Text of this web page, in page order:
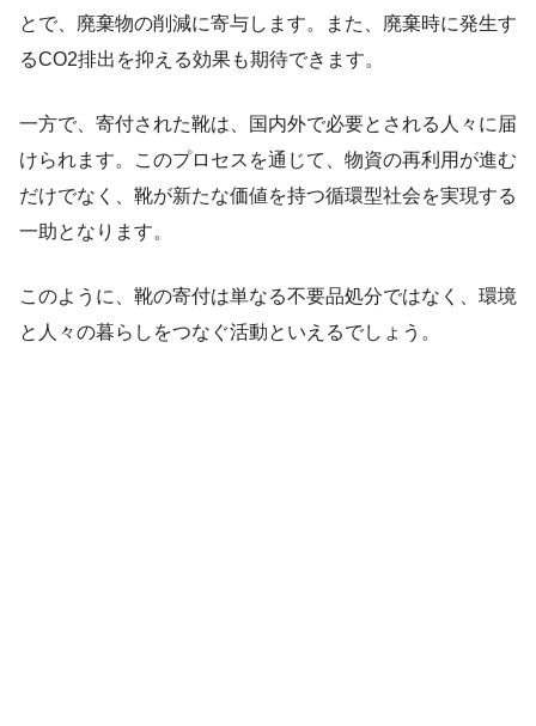
とで、廃棄物の削減に寄与します。また、廃棄時に発生す
るCO2排出を抑える効果も期待できます。
一方で、寄付された靴は、国内外で必要とされる人々に届
けられます。このプロセスを通じて、物資の再利用が進む
だけでなく、靴が新たな価値を持つ循環型社会を実現する
一助となります。
このように、靴の寄付は単なる不要品処分ではなく、環境
と人々の暮らしをつなぐ活動といえるでしょう。